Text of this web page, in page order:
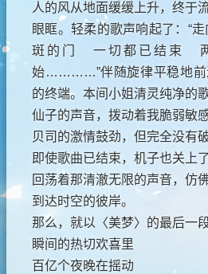
人的风从地面缓缓上升，终于
眼眶。轻柔的歌声响起了：“
斑的门 一切都已结束
始…………”伴随旋律平稳地前
的终端。本间小姐清灵纯净的
仙子的声音，拨动着我脆弱敏
贝司的激情鼓劲，但完全没有
即使歌曲已结束，机子也关上
回荡着那清澈无限的声音，仿
到达时空的彼岸。
那么，就以〈美梦〉的最后一
瞬间的热切欢喜里
百亿个夜晚在摇动